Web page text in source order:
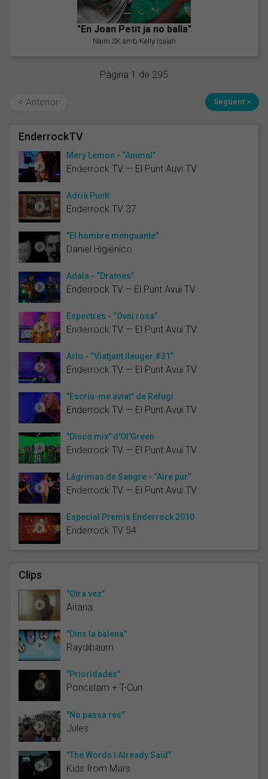
"En Joan Petit ja no balla"
Naim SK amb Kelly Isaiah
Pàgina 1 de 295
< Anterior Següent >
EnderrockTV
Mery Lemon - “Animal”
Enderrock TV — El Punt Auvi TV
Adrià Puntí
Enderrock TV 37
"El hombre menguante"
Daniel Higiénico
Adala - “Drames”
Enderrock TV – El Punt Avui TV
Espectres - “Ovni rosa”
Enderrock TV — El Punt Avui TV
Arlo - “Viatjant lleuger #31”
Enderrock TV — El Punt Avui TV
"Escriu-me aviat" de Refugi
Enderrock TV — El Punt Avui TV
"Disco mix" d'Ol'Green
Enderrock TV — El Punt Avui TV
Lágrimas de Sangre - “Aire pur”
Enderrock TV — El Punt Avui TV
Especial Premis Enderrock 2010
Enderrock TV 54
Clips
"Otra vez"
Aitana
"Dins la balena"
Raydibaum
"Prioridades"
Poncelam + T-Cun
"No passa res"
Jules
"The Words I Already Said"
Kids from Mars